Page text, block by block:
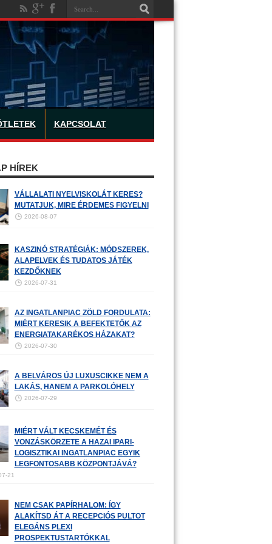
KAPCSOLAT
HÍREK
VÁLLALATI NYELVISKOLÁT KERES?
MUTATJUK, MIRE ÉRDEMES FIGYELNI
2026-08-07
KASZINÓ STRATÉGIÁK: MÓDSZEREK,
ALAPELVEK ÉS TUDATOS JÁTÉK
KEZDŐKNEK
2026-07-31
AZ INGATLANPIAC ZÖLD FORDULATA:
MIÉRT KERESIK A BEFEKTETŐK AZ
ENERGIATAKARÉKOS HÁZAKAT?
2026-07-30
A BELVÁROS ÚJ LUXUSCIKKE NEM A
LAKÁS, HANEM A PARKOLÓHELY
2026-07-29
MIÉRT VÁLT KECSKEMÉT ÉS
VONZÁSKÖRZETE A HAZAI IPARI-
LOGISZTIKAI INGATLANPIAC EGYIK
LEGFONTOSABB KÖZPONTJÁVÁ?
21
NEM CSAK PAPÍRHALOM: ÍGY
ALAKÍTSD ÁT A RECEPCIÓS PULTOT
ELEGÁNS PLEXI
PROSPEKTUSTARTÓKKAL